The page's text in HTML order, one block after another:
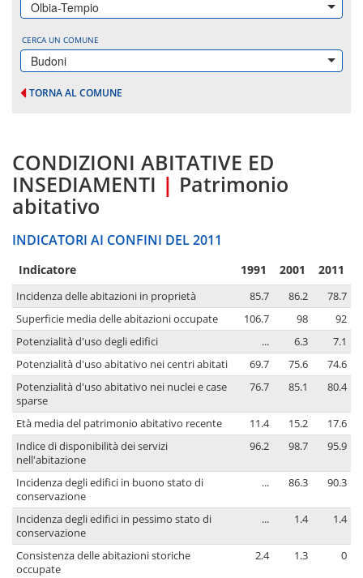
Olbia-Tempio
CERCA UN COMUNE
Budoni
TORNA AL COMUNE
CONDIZIONI ABITATIVE ED
INSEDIAMENTI | Patrimonio
abitativo
INDICATORI AI CONFINI DEL 2011
Indicatore 1991 2001 2011
Incidenza delle abitazioni in proprietà 85.7 86.2
78.7
Superficie media delle abitazioni occupate
106.7 98
92
Potenzialità d'uso degli edifici
... 6.3
7.1
Potenzialità d'uso abitativo nei centri abitati
69.7 75.6
74.6
Potenzialità d'uso abitativo nei nuclei e case
sparse
76.7 85.1 80.4
Età media del patrimonio abitativo recente 11.4 15.2
17.6
Indice di disponibilità dei servizi
nell'abitazione
96.2 98.7 95.9
Incidenza degli edifici in buono stato di
conservazione
... 86.3 90.3
Incidenza degli edifici in pessimo stato di
conservazione
... 1.4 1.4
Consistenza delle abitazioni storiche
occupate
2.4 1.3 0